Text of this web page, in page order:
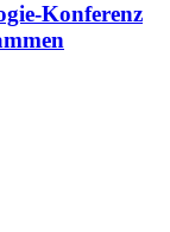
Konferenz